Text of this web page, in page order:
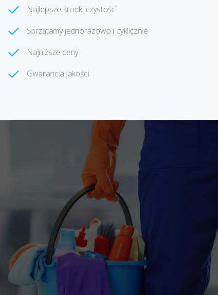
Najlepsze środki czystości
Sprzątamy jednorazowo i cyklicznie
Najniższe ceny
Gwarancja jakości